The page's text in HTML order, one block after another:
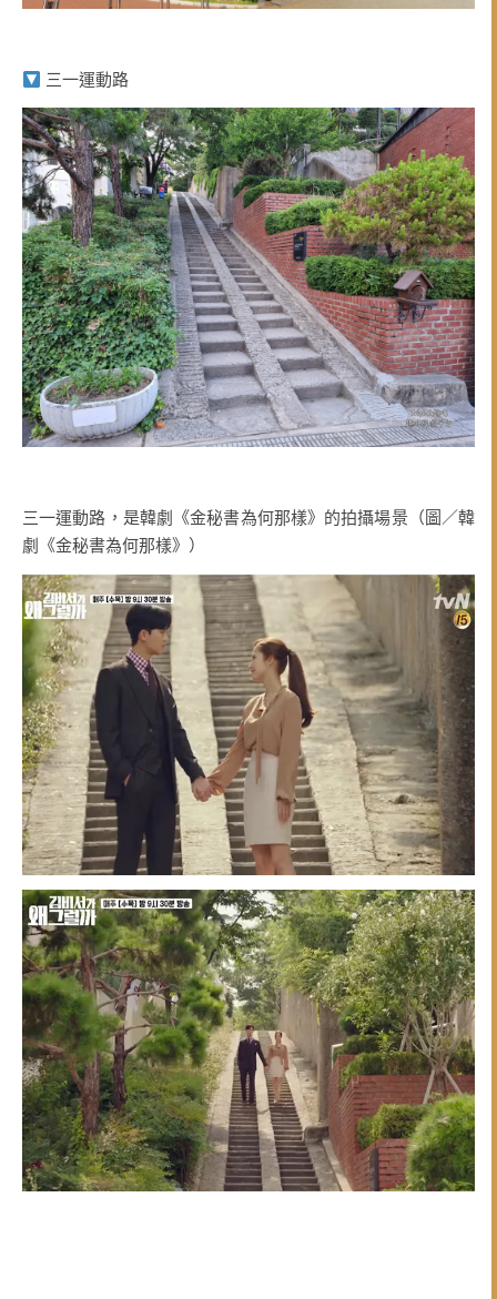
三一運動路
三一運動路，是韓劇《金秘書為何那樣》的拍攝場景（圖／韓
劇《金秘書為何那樣》）